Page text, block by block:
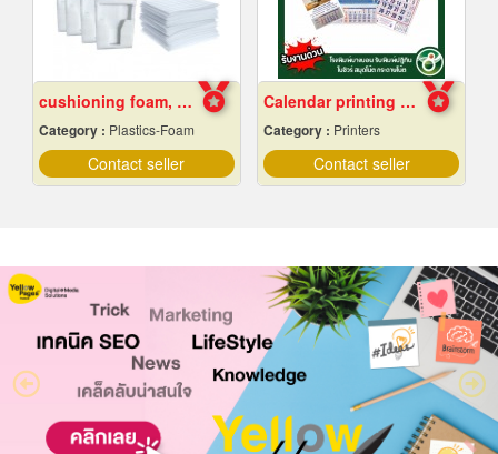
cushioning foam, foam rolls, Chonburi
Category : Plastics-Foam
Contact seller
Calendar printing near me
Category : Printers
Contact seller